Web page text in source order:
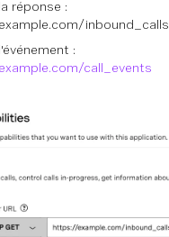
réponse :
inbound_calls
:
call_events